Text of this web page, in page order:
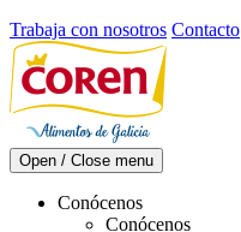
Trabaja con nosotros Contacto
Open / Close menu
Conócenos
Conócenos